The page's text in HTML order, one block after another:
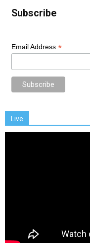
Subscribe
Email Address *
Live